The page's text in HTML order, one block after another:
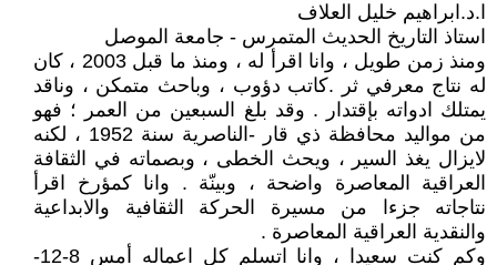
ا.د.ابراهيم خليل العلاف
استاذ التاريخ الحديث المتمرس - جامعة الموصل
ومنذ زمن طويل ، وانا اقرأ له ، ومنذ ما قبل 2003 ، كان
له نتاج معرفي ثر .كاتب دؤوب ، وباحث متمكن ، وناقد
يمتلك ادواته بإقتدار . وقد بلغ السبعين من العمر ؛ فهو
من مواليد محافظة ذي قار -الناصرية سنة 1952 ، لكنه
لايزال يغذ السير ، ويحث الخطى ، وبصماته في الثقافة
العراقية المعاصرة واضحة ، وبينّة . وانا كمؤرخ اقرأ
نتاجاته جزءا من مسيرة الحركة الثقافية والابداعية
والنقدية العراقية المعاصرة .
وكم كنت سعيدا ، وانا اتسلم كل اعماله أمس 8-12-